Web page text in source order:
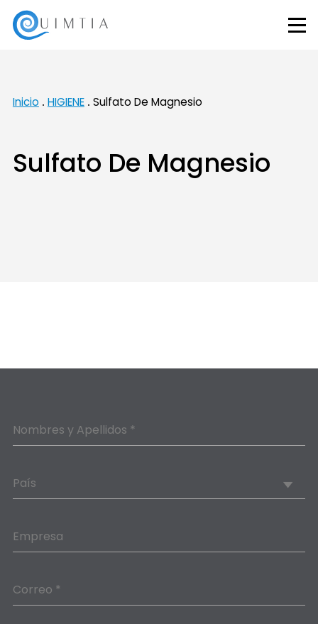
Inicio HIGIENE Sulfato De Magnesio
Sulfato De Magnesio
Nombres y Apellidos *
País
Empresa
Correo *